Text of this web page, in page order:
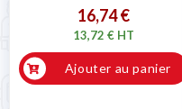
16,74 €
13,72 € HT
Ajouter au panier